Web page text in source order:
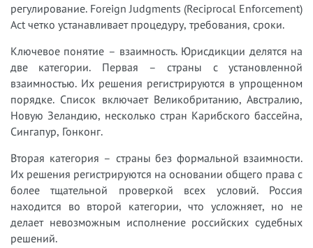
регулирование. Foreign Judgments (Reciprocal Enforcement)
Act четко устанавливает процедуру, требования, сроки.
Ключевое понятие – взаимность. Юрисдикции делятся на
две категории. Первая – страны с установленной
взаимностью. Их решения регистрируются в упрощенном
порядке. Список включает Великобританию, Австралию,
Новую Зеландию, несколько стран Карибского бассейна,
Сингапур, Гонконг.
Вторая категория – страны без формальной взаимности.
Их решения регистрируются на основании общего права с
более тщательной проверкой всех условий. Россия
находится во второй категории, что усложняет, но не
делает невозможным исполнение российских судебных
решений.